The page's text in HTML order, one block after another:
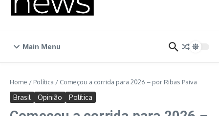
Main Menu
Home / Política / Começou a corrida para 2026 – por Ribas Paiva
Brasil Opinião Política